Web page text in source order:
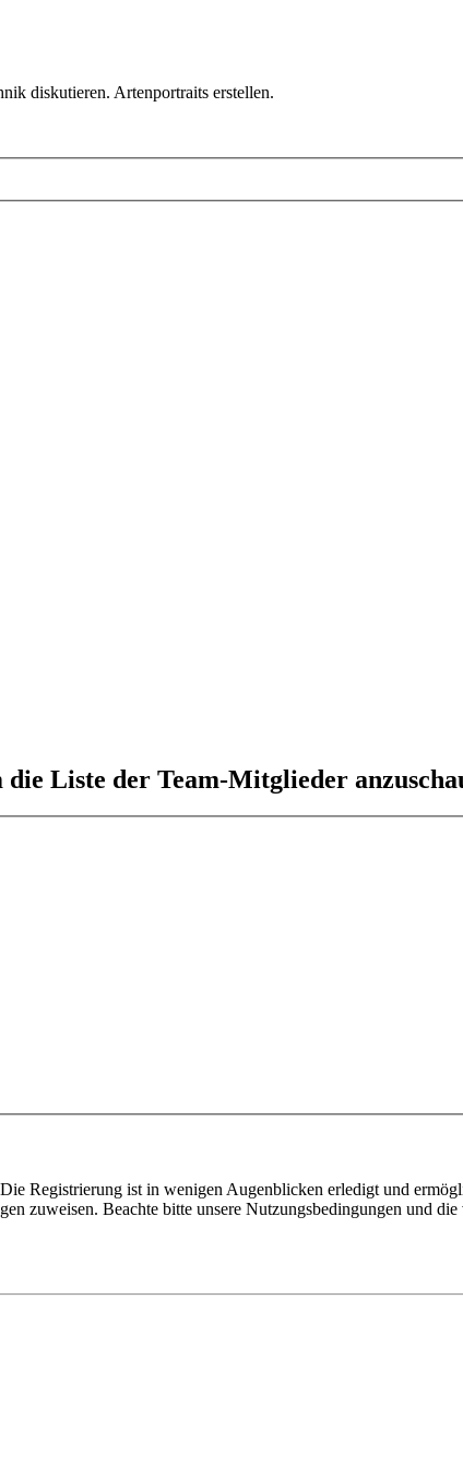
diskutieren. Artenportraits erstellen.
Liste der Team-Mitglieder
Registrierung ist in wenigen Augenblicken erledigt und
zuweisen. Beachte bitte unsere Nutzungsbedingungen und